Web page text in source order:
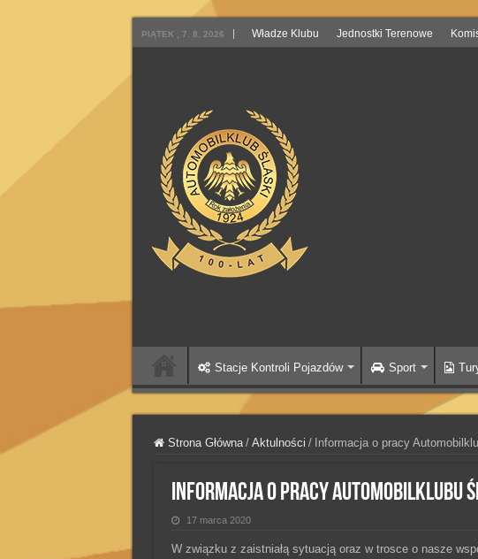
PIĄTEK , 7. 8. 2026 Władze Klubu Jednostki Terenowe
Stacje Kontroli Pojazdów Sport
Strona Główna / Aktulności / Informacja o pracy
Informacja o pracy Automobilklubu
17 marca 2020
W związku z zaistniałą sytuacją oraz w trosce o nasze